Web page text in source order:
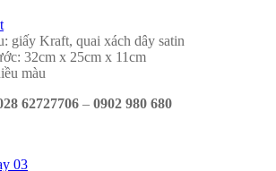
giấy Kraft, quai xách dây satin
32cm x 25cm x 11cm
màu
62727706 – 0902 980 680